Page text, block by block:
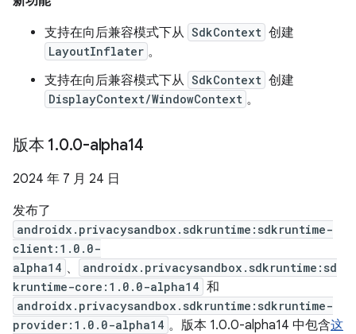
支持在向后兼容模式下从 SdkContext 创建
LayoutInflater 。
支持在向后兼容模式下从 SdkContext 创建
DisplayContext/WindowContext 。
版本 1.0.0-alpha14
2024 年 7 月 24 日
发布了
androidx.privacysandbox.sdkruntime:sdkruntime-
client:1.0.0-
alpha14 、
androidx.privacysandbox.sdkruntime:sd
kruntime-core:1.0.0-alpha14 和
androidx.privacysandbox.sdkruntime:sdkruntime-
provider:1.0.0-alpha14 。版本 1.0.0-alpha14 中包含这